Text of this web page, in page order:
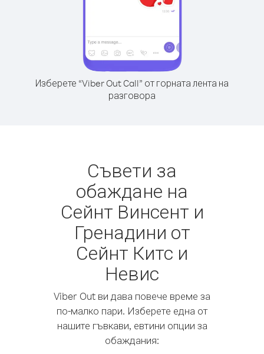
Изберете “Viber Out Call” от горната лента на
разговора
Съвети за
обаждане на
Сейнт Винсент и
Гренадини от
Сейнт Китс и
Невис
Viber Out ви дава повече време за
по-малко пари. Изберете една от
нашите гъвкави, евтини опции за
обаждания: